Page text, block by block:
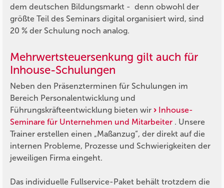
dem deutschen Bildungsmarkt - denn obwohl der
größte Teil des Seminars digital organisiert wird, sind
20 % der Schulung noch analog.
Mehrwertsteuersenkung gilt auch für
Inhouse-Schulungen
Neben den Präsenzterminen für Schulungen im
Bereich Personalentwicklung und
Führungskräfteentwicklung bieten wir
Inhouse-
Seminare für Unternehmen und Mitarbeiter . Unsere
Trainer erstellen einen „Maßanzug“, der direkt auf die
internen Probleme, Prozesse und Schwierigkeiten der
jeweiligen Firma eingeht.
Das individuelle Fullservice-Paket behält trotzdem die